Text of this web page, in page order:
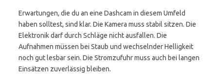
Erwartungen, die du an eine Dashcam in diesem Umfeld
haben solltest, sind klar. Die Kamera muss stabil sitzen. Die
Elektronik darf durch Schläge nicht ausfallen. Die
Aufnahmen müssen bei Staub und wechselnder Helligkeit
noch gut lesbar sein. Die Stromzufuhr muss auch bei langen
Einsätzen zuverlässig bleiben.